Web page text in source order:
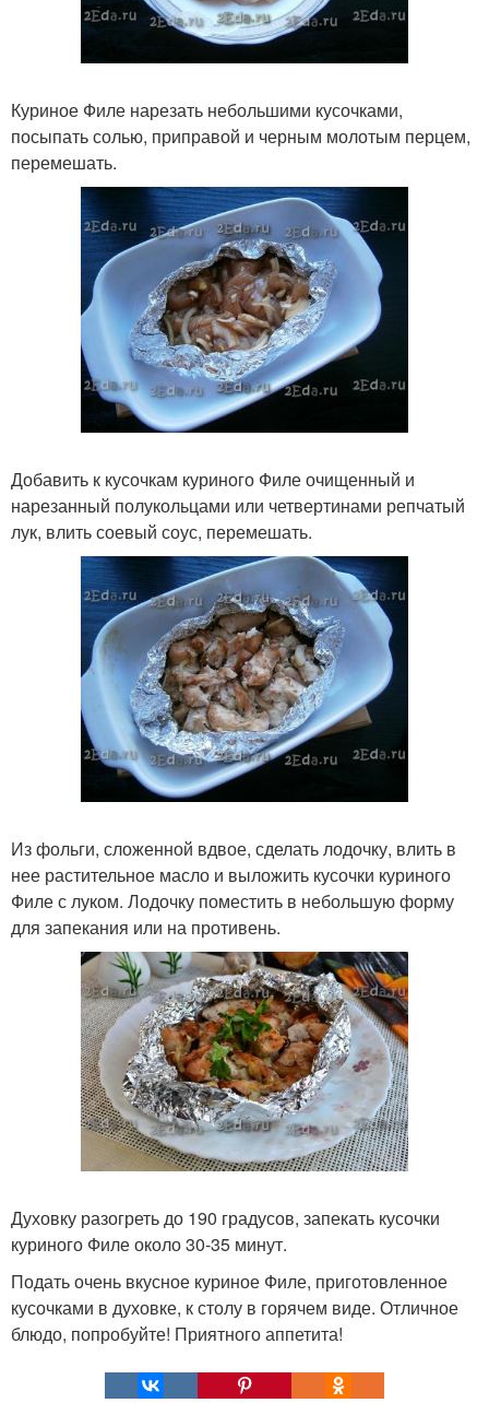
Куриное Филе нарезать небольшими кусочками,
посыпать солью, приправой и черным молотым перцем,
перемешать.
Добавить к кусочкам куриного Филе очищенный и
нарезанный полукольцами или четвертинами репчатый
лук, влить соевый соус, перемешать.
Из фольги, сложенной вдвое, сделать лодочку, влить в
нее растительное масло и выложить кусочки куриного
Филе с луком. Лодочку поместить в небольшую форму
для запекания или на противень.
Духовку разогреть до 190 градусов, запекать кусочки
куриного Филе около 30-35 минут.
Подать очень вкусное куриное Филе, приготовленное
кусочками в духовке, к столу в горячем виде. Отличное
блюдо, попробуйте! Приятного аппетита!